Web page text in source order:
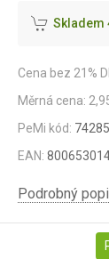
Skladem
Cena bez 21%
Měrná cena:
PeMi kód:
EAN:
Podrobný